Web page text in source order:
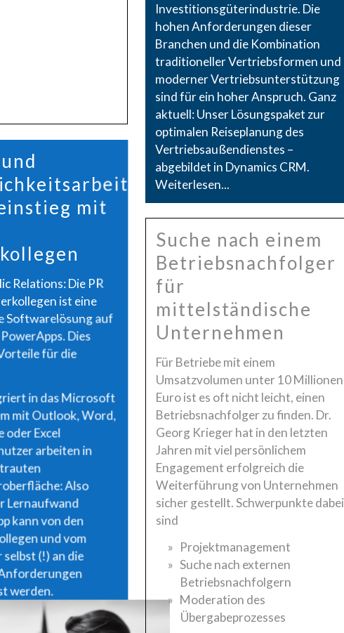
Investitionsgüterindustrie. Die
hohen Anforderungen dieser
Branchen und die Kombination
traditioneller Vertriebsformen und
moderner Vertriebsunterstützung
sind für ein hoher Anspruch. Ganz
aktuell: Unser Lösungspaket zur
optimalen Reiseplanung des
Vertriebsaußendienstes –
abgebildet in Dynamics CRM.
Weiterlesen...
mit
Relations: Die PR
ist eine
Softwarelösung auf
Dies
für die
in das Microsoft
mit Outlook, Word,
oder Excel
arbeiten in
Also
Lernaufwand
kann von den
und vom
(!) an die
werden.
Suche nach einem
Betriebsnachfolger
für
mittelständische
Unternehmen
Für Betriebe mit einem
Umsatzvolumen unter 10 Millionen
Euro ist es oft nicht leicht, einen
Betriebsnachfolger zu finden. Dr.
Georg Krieger hat in den letzten
Jahren mit viel persönlichem
Engagement erfolgreich die
Weiterführung von Unternehmen
sicher gestellt. Schwerpunkte dabei
sind
Projektmanagement
Suche nach externen
Betriebsnachfolgern
Moderation des
Übergabeprozesses